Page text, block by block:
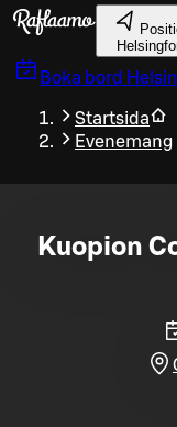
Gå till huvudinnehållet
Boka bord
Startsida
Evenemang
Kuopion